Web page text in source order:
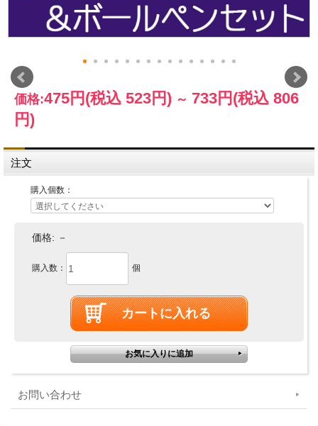
価格:475円 (税込 523円) ～ 733円 (税込 806
円)
注文
購入個数：
価格: －
購入数： 個
お問い合わせ